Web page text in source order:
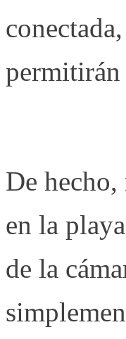
permitirán
De
en la
de la